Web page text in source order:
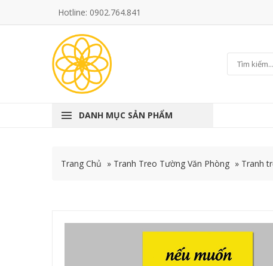
Hotline: 0902.764.841
DANH MỤC SẢN PHẨM
Trang Chủ » Tranh Treo Tường Văn Phòng » Tranh